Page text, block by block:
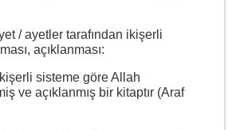
/ ayetler tarafından ikişerli
açıklanması:
sisteme göre Allah
ve açıklanmış bir kitaptır (Araf